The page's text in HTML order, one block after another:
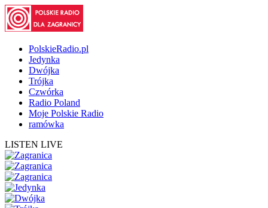
PolskieRadio.pl
Jedynka
Dwójka
Trójka
Czwórka
Radio Poland
Moje Polskie Radio
ramówka
LISTEN LIVE